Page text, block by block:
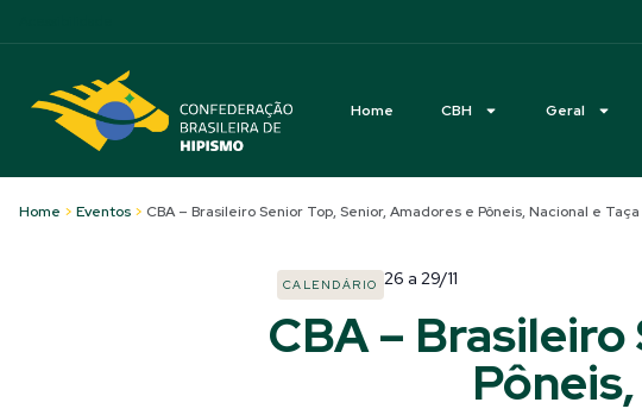
Home CBH Geral
Home > Eventos > CBA – Brasileiro Senior Top, Senior, Amadores e Pôneis, Nacional e Taça
CALENDÁRIO 26 a 29/11
CBA –